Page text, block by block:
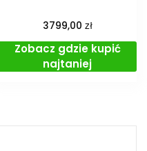
3799,00 zł
Zobacz gdzie kupić
najtaniej